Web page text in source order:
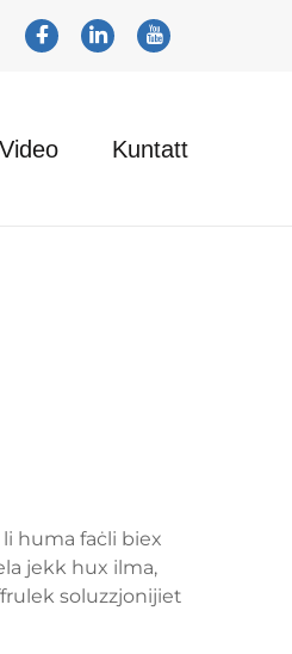
Video Kuntatt
huma faċli biex
jekk hux ilma,
soluzzjonijiet